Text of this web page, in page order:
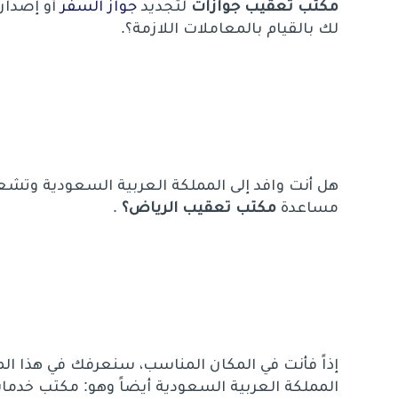
مكتب تعقيب جوازات لتجديدجواز السفر أو
لك بالقيام بالمعاملات اللازمة؟.
هل أنت وافد إلى المملكة العربية السعودية
مساعدةمكتب تعقيب الرياض؟ .
إذاً فأنت في المكان المناسب، سنعرفك في هذا
المملكة العربية السعودية أيضاً وهو: مكتب